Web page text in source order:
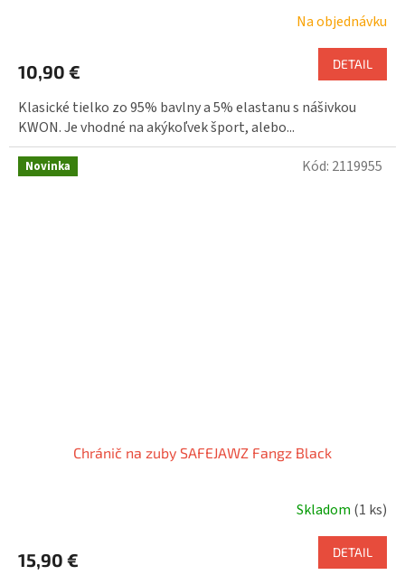
Na objednávku
10,90 € DETAIL
Klasické tielko zo 95% bavlny a 5% elastanu s nášivkou
KWON. Je vhodné na akýkoľvek šport, alebo...
Novinka
Chránič na zuby SAFEJAWZ Fangz Black
Skladom (1 ks)
15,90 € DETAIL
Kód: 2119955